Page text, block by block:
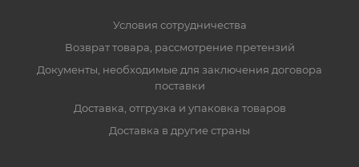
Условия сотрудничества
Возврат товара, рассмотрение претензий
Документы, необходимые для заключения договора
поставки
Доставка, отгрузка и упаковка товаров
Доставка в другие страны